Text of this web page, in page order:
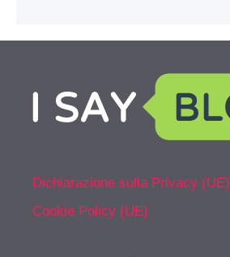
Dichiarazione sulla Privacy (UE)
Cookie Policy (UE)